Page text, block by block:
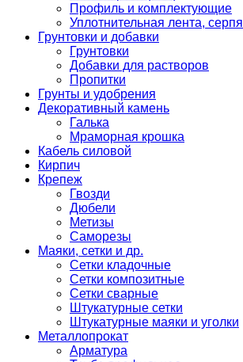
Профиль и комплектующие
Уплотнительная лента,
Грунтовки и добавки
Грунтовки
Добавки для растворов
Пропитки
Грунты и удобрения
Декоративный камень
Галька
Мраморная крошка
Кабель силовой
Кирпич
Крепеж
Гвозди
Дюбели
Метизы
Саморезы
Маяки, сетки и др.
Сетки кладочные
Сетки композитные
Сетки сварные
Штукатурные сетки
Штукатурные маяки и уголки
Металлопрокат
Арматура